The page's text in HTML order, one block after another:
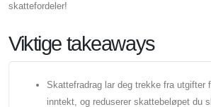
skattefordeler!
Viktige takeaways
Skattefradrag lar deg trekke fra utgifter
inntekt, og reduserer skattebeløpet du